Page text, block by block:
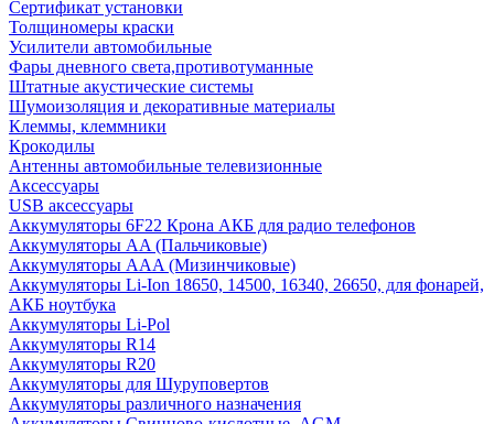
Сертификат установки
Толщиномеры краски
Усилители автомобильные
Фары дневного света,противотуманные
Штатные акустические системы
Шумоизоляция и декоративные материалы
Клеммы, клеммники
Крокодилы
Антенны автомобильные телевизионные
Аксессуары
USB аксессуары
Аккумуляторы 6F22 Крона АКБ для радио телефонов
Аккумуляторы AA (Пальчиковые)
Аккумуляторы AAA (Мизинчиковые)
Аккумуляторы Li-Ion 18650, 14500, 16340, 26650, для фонарей,
АКБ ноутбука
Аккумуляторы Li-Pol
Аккумуляторы R14
Аккумуляторы R20
Аккумуляторы для Шуруповертов
Аккумуляторы различного назначения